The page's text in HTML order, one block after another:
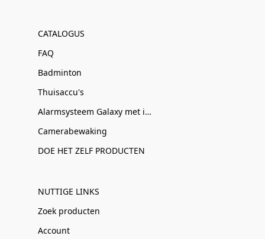
CATALOGUS
FAQ
Badminton
Thuisaccu's
Alarmsysteem Galaxy met installatie
Camerabewaking
DOE HET ZELF PRODUCTEN
NUTTIGE LINKS
Zoek producten
Account